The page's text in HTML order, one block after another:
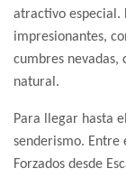
atractivo especial.
impresionantes,
cumbres nevadas,
natural.
Para llegar hasta
senderismo. Entre
Forzados desde